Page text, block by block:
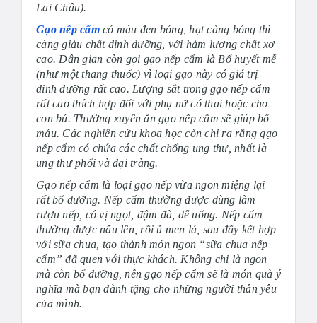
Lai Châu).
Gạo nếp cẩmcó màu đen bóng, hạt càng bóng thì
càng giàu chất dinh dưỡng, với hàm lượng chất xơ
cao. Dân gian còn gọi gạo nếp cẩm là Bổ huyết mễ
(như một thang thuốc) vì loại gạo này có giá trị
dinh dưỡng rất cao. Lượng sắt trong gạo nếp cẩm
rất cao thích hợp đối với phụ nữ có thai hoặc cho
con bú. Thường xuyên ăn gạo nếp cẩm sẽ giúp bổ
máu. Các nghiên cứu khoa học còn chỉ ra rằng gạo
nếp cẩm có chứa các chất chống ung thư, nhất là
ung thư phổi và đại tràng.
Gạo nếp cẩm là loại gạo nếp vừa ngon miệng lại
rất bổ dưỡng. Nếp cẩm thường được dùng làm
rượu nếp, có vị ngọt, đậm đà, dễ uống. Nếp cẩm
thường được nấu lên, rồi ủ men lá, sau đấy kết hợp
với sữa chua, tạo thành món ngon “sữa chua nếp
cẩm” đã quen với thực khách. Không chỉ là ngon
mà còn bổ dưỡng, nên gạo nếp cẩm sẽ là món quà ý
nghĩa mà bạn dành tặng cho những người thân yêu
của mình.